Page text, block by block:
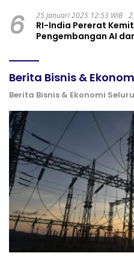
6 25 Januari 2025 12:53 WIB
RI-India Pererat
Pengembangan AI
Berita Bisnis &
Berita Bisnis & Ekonomi